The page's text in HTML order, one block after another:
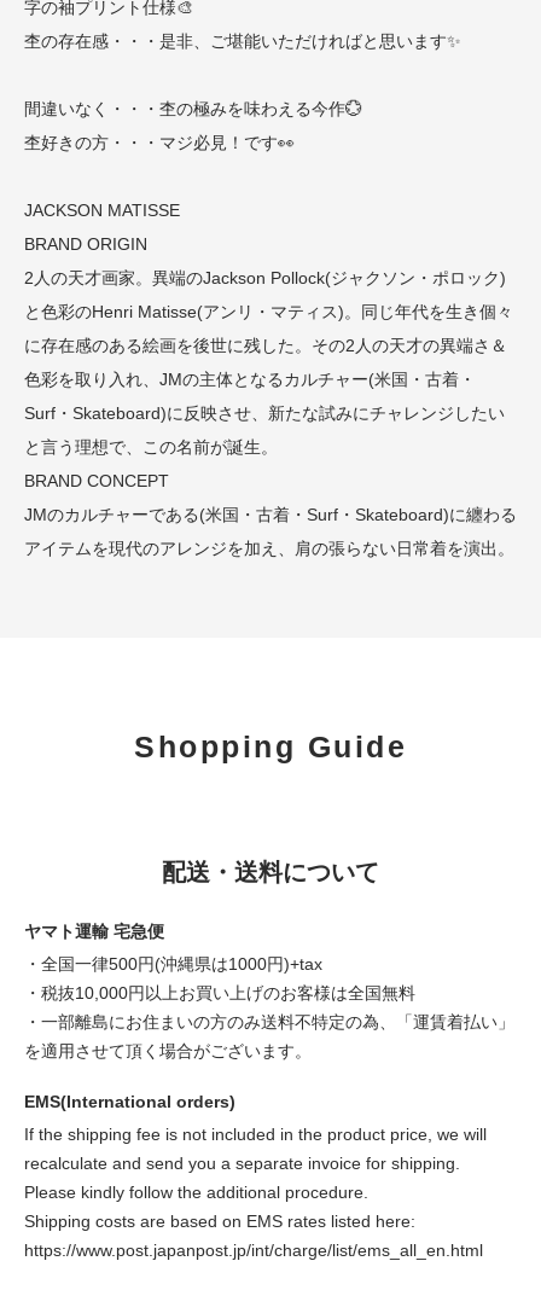
字の袖プリント仕様🎨
杢の存在感・・・是非、ご堪能いただければと思います✨
間違いなく・・・杢の極みを味わえる今作💮
杢好きの方・・・マジ必見！です👀
JACKSON MATISSE
BRAND ORIGIN
2人の天才画家。異端のJackson Pollock(ジャクソン・ポロック)
と色彩のHenri Matisse(アンリ・マティス)。同じ年代を生き個々
に存在感のある絵画を後世に残した。その2人の天才の異端さ＆
色彩を取り入れ、JMの主体となるカルチャー(米国・古着・
Surf・Skateboard)に反映させ、新たな試みにチャレンジしたい
と言う理想で、この名前が誕生。
BRAND CONCEPT
JMのカルチャーである(米国・古着・Surf・Skateboard)に纏わる
アイテムを現代のアレンジを加え、肩の張らない日常着を演出。
Shopping Guide
配送・送料について
ヤマト運輸 宅急便
・全国一律500円(沖縄県は1000円)+tax
・税抜10,000円以上お買い上げのお客様は全国無料
・一部離島にお住まいの方のみ送料不特定の為、「運賃着払い」
を適用させて頂く場合がございます。
EMS(International orders)
If the shipping fee is not included in the product price, we will
recalculate and send you a separate invoice for shipping.
Please kindly follow the additional procedure.
Shipping costs are based on EMS rates listed here:
https://www.post.japanpost.jp/int/charge/list/ems_all_en.html